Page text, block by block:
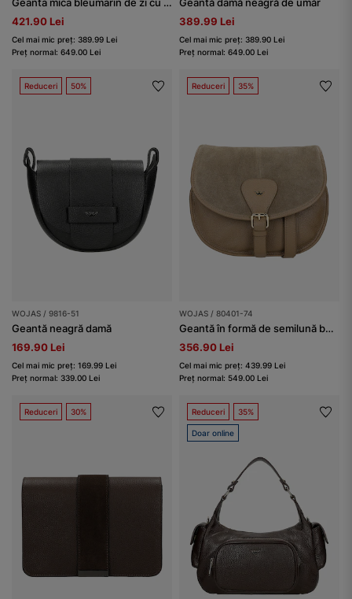
421.90 Lei
Cel mai mic preț: 389.99 Lei
Preț normal: 649.00 Lei
389.99 Lei
Cel mai mic preț: 389.90 Lei
Preț normal: 649.00 Lei
Reduceri 50%
WOJAS / 9816-51
Geantă neagră damă
169.90 Lei
Cel mai mic preț: 169.99 Lei
Preț normal: 339.00 Lei
Reduceri 35%
WOJAS / 80401-74
Geantă în formă de semilună bej închis
356.90 Lei
Cel mai mic preț: 439.99 Lei
Preț normal: 549.00 Lei
Reduceri 30% Reduceri 35%
Doar online